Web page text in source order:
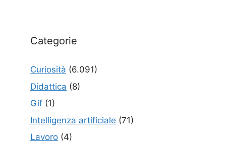
Categorie
Curiosità (6.091)
Didattica (8)
Gif (1)
Intelligenza artificiale (71)
Lavoro (4)